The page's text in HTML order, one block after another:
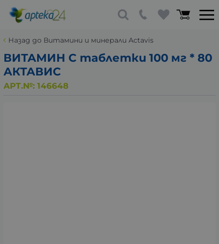
Назад до Витамини и минерали Actavis
ВИТАМИН С таблетки 100 мг * 80
АКТАВИС
АРТ.№: 146648